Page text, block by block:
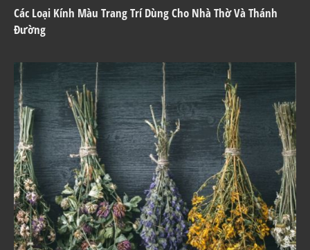
Các Loại Kính Màu Trang Trí Dùng Cho Nhà Thờ Và Thánh
Đường